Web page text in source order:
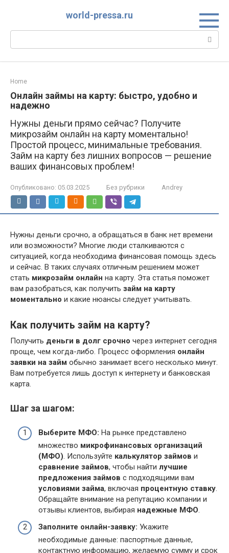
world-pressa.ru
Поиск:
Home
Онлайн займы на карту: быстро, удобно и
надежно
Нужны деньги прямо сейчас? Получите
микрозайм онлайн на карту моментально!
Простой процесс, минимальные требования.
Займ на карту без лишних вопросов — решение
ваших финансовых проблем!
Опубликовано: 05.03.2025 Без рубрики Andrey
Нужны деньги срочно, а обращаться в банк нет времени
или возможности? Многие люди сталкиваются с
ситуацией, когда необходима финансовая помощь здесь
и сейчас. В таких случаях отличным решением может
стать микрозайм онлайн на карту. Эта статья поможет
вам разобраться, как получить займ на карту
моментально и какие нюансы следует учитывать.
Как получить займ на карту?
Получить деньги в долг срочно через интернет сегодня
проще, чем когда-либо. Процесс оформления онлайн
заявки на займ обычно занимает всего несколько минут.
Вам потребуется лишь доступ к интернету и банковская
карта.
Шаг за шагом:
Выберите МФО: На рынке представлено
множество микрофинансовых организаций
(МФО) . Используйте калькулятор займов и
сравнение займов, чтобы найти лучшие
предложения займов с подходящими вам
условиями займа, включая процентную ставку
Обращайте внимание на репутацию компании и
отзывы клиентов, выбирая надежные МФО
Заполните онлайн-заявку: Укажите
необходимые данные: паспортные данные,
контактную информацию, желаемую сумму и срок